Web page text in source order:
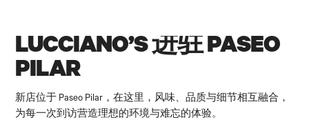
LUCCIANO’S 进驻 PASEO
PILAR
新店位于 Paseo Pilar，在这里，风味、品质与细节相互融合，
为每一次到访营造理想的环境与难忘的体验。